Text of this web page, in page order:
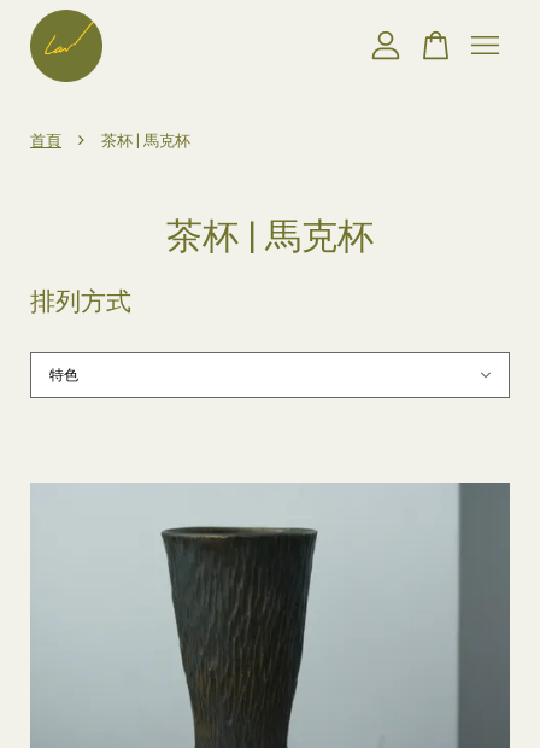
首頁 › 茶杯 | 馬克杯
茶杯 | 馬克杯
排列方式
您的購物車目前還是空的。